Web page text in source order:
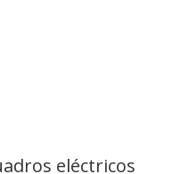
eléctricos